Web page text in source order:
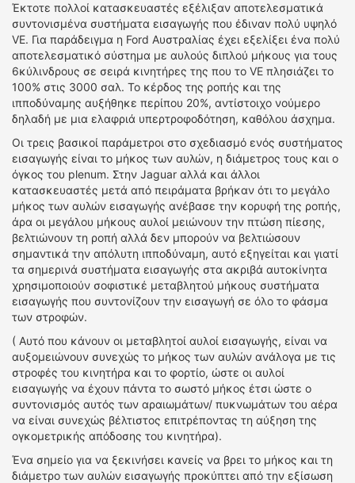
Έκτοτε πολλοί κατασκευαστές εξέλιξαν αποτελεσματικά
συντονισμένα συστήματα εισαγωγής που έδιναν πολύ υψηλό
VE. Για παράδειγμα η Ford Αυστραλίας έχει εξελίξει ένα πολύ
αποτελεσματικό σύστημα με αυλούς διπλού μήκους για τους
6κύλινδρους σε σειρά κινητήρες της που το VE πλησιάζει το
100% στις 3000 σαλ. Το κέρδος της ροπής και της
ιπποδύναμης αυξήθηκε περίπου 20%, αντίστοιχο νούμερο
δηλαδή με μια ελαφριά υπερτροφοδότηση, καθόλου άσχημα.
Οι τρεις βασικοί παράμετροι στο σχεδιασμό ενός συστήματος
εισαγωγής είναι το μήκος των αυλών, η διάμετρος τους και ο
όγκος του plenum. Στην Jaguar αλλά και άλλοι
κατασκευαστές μετά από πειράματα βρήκαν ότι το μεγάλο
μήκος των αυλών εισαγωγής ανέβασε την κορυφή της ροπής,
άρα οι μεγάλου μήκους αυλοί μειώνουν την πτώση πίεσης,
βελτιώνουν τη ροπή αλλά δεν μπορούν να βελτιώσουν
σημαντικά την απόλυτη ιπποδύναμη, αυτό εξηγείται και γιατί
τα σημερινά συστήματα εισαγωγής στα ακριβά αυτοκίνητα
χρησιμοποιούν σοφιστικέ μεταβλητού μήκους συστήματα
εισαγωγής που συντονίζουν την εισαγωγή σε όλο το φάσμα
των στροφών.
( Αυτό που κάνουν οι μεταβλητοί αυλοί εισαγωγής, είναι να
αυξομειώνουν συνεχώς το μήκος των αυλών ανάλογα με τις
στροφές του κινητήρα και το φορτίο, ώστε οι αυλοί
εισαγωγής να έχουν πάντα το σωστό μήκος έτσι ώστε ο
συντονισμός αυτός των αραιωμάτων/ πυκνωμάτων του αέρα
να είναι συνεχώς βέλτιστος επιτρέποντας τη αύξηση της
ογκομετρικής απόδοσης του κινητήρα).
Ένα σημείο για να ξεκινήσει κανείς να βρει το μήκος και τη
διάμετρο των αυλών εισαγωγής προκύπτει από την εξίσωση